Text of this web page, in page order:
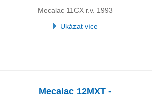
Mecalac 11CX r.v. 1993
Ukázat více
Mecalac 12MXT -